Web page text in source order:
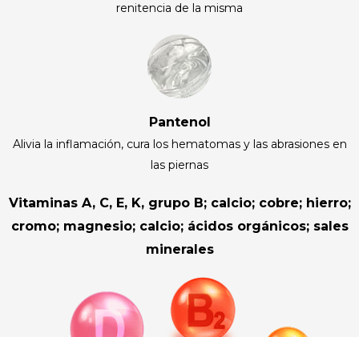
renitencia de la misma
Pantenol
Alivia la inflamación, cura los hematomas y las abrasiones en
las piernas
Vitaminas A, C, E, K, grupo B; calcio; cobre; hierro;
cromo; magnesio; calcio; ácidos orgánicos; sales
minerales